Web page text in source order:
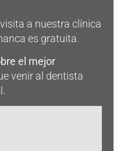
a nuestra clínica
es gratuita.
el mejor
venir al dentista